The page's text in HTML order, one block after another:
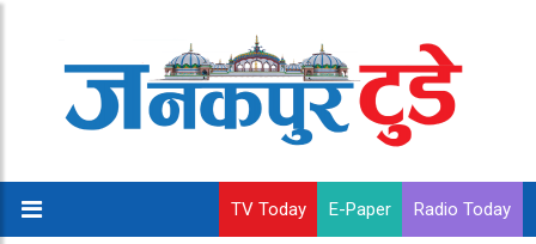
TV Today E-Paper Radio Today